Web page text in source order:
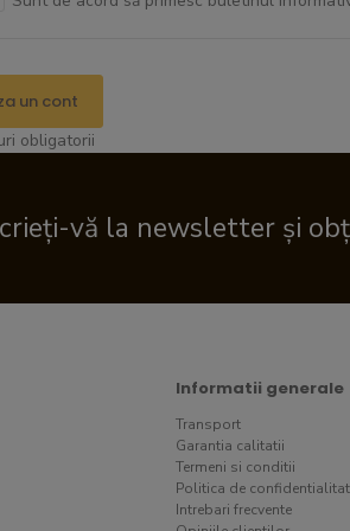
un cont
obligatorii
vă la newsletter și
Informatii generale
Transport
Garantia calitatii
Termeni si conditii
Politica de
Intrebari frecvente